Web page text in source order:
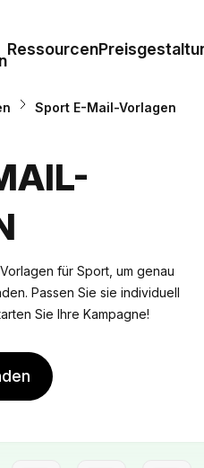
Ressourcen
Sport E-Mail-Vorlagen
für Sport, um genau
Passen Sie sie individuell
Sie Ihre Kampagne!